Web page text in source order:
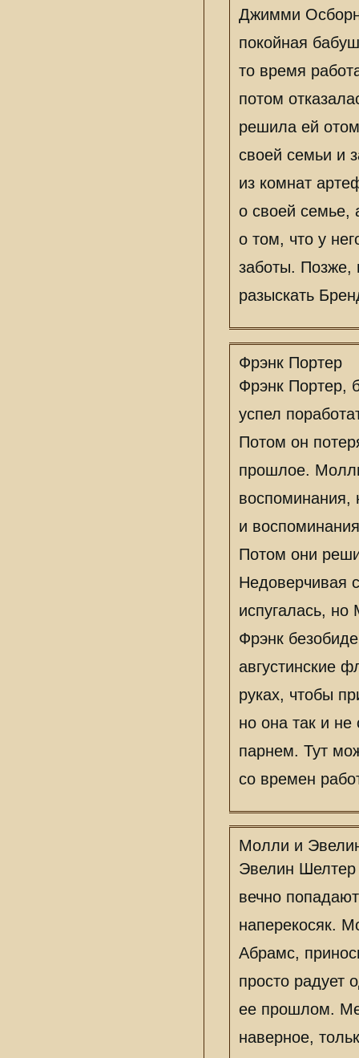
Джимми
покойная
то время
потом
решила ей
своей семьи и
из комнат
о своей семье,
о том, что у
заботы. Позже,
разыскать
Фрэнк Портер
Фрэнк Портер,
успел
Потом он
прошлое.
воспоминания,
и
Потом они
Недоверчивая
испугалась,
Фрэнк
августинские
руках, чтобы
но она так и не
парнем. Тут
со времен
Молли и
Эвелин Шелтер
вечно
наперекосяк.
Абрамс,
просто радует
ее прошлом.
наверное,